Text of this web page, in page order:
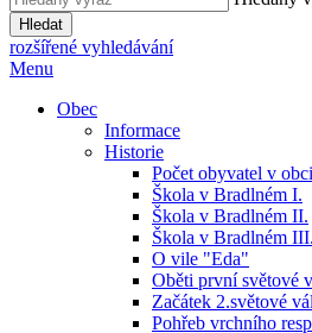
Hledat
rozšířené vyhledávání
Menu
Obec
Informace
Historie
Počet obyvatel v
Škola v Bradlném I.
Škola v Bradlném II.
Škola v Bradlném III.
O vile "Eda"
Oběti první světové
Začátek 2.světové
Pohřeb vrchního